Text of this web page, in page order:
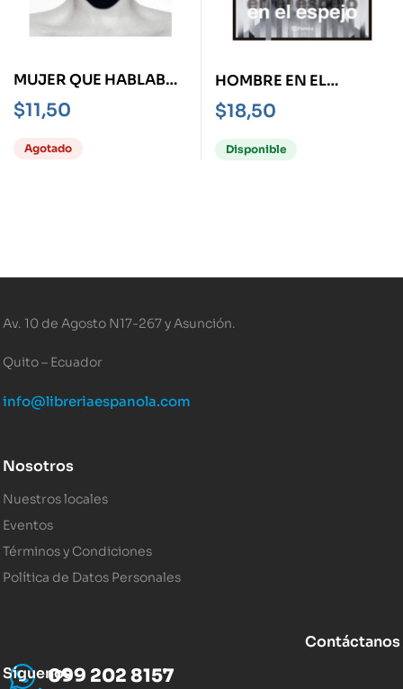
MUJER QUE HABLABA
SOLA, LA
$11,50
Agotado
HOMBRE EN EL
ESPEJO, EL
$18,50
Disponible
Av. 10 de Agosto N17-267 y Asunción.
Quito – Ecuador
info@libreriaespanola.com
Nosotros
Nuestros locales
Eventos
Términos y Condiciones
Política de Datos Personales
Contáctanos
099 202 8157
Síguenos